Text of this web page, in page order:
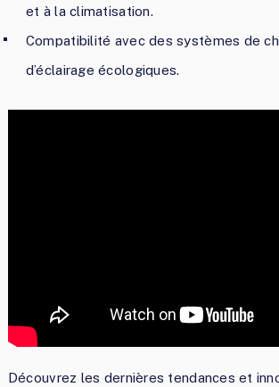
et à la climatisation.
Compatibilité avec des systèmes de
d’éclairage écologiques.
Découvrez les dernières tendances et